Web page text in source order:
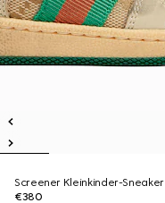
Screener Kleinkinder-Sneaker
€380